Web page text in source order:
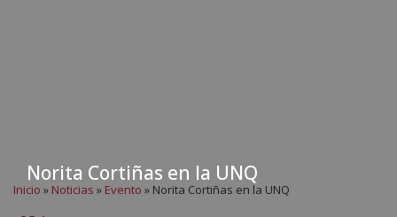
Norita Cortiñas en la UNQ
Inicio » Noticias » Evento » Norita Cortiñas en la UNQ